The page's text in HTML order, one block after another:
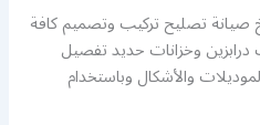
صيانة تصليح تركيب وتصميم كافة
درابزين وخزانات حديد تفصيل
والأشكال وباستخدام